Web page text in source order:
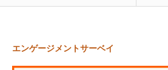
エンゲージメントサーベイ